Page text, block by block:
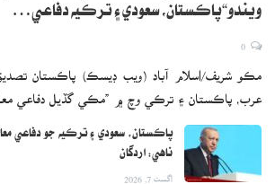
ويندو“پاڪستان، سعودي ۽ ترڪيه دفاعي…
مڪو شريف/اسلام آباد (ويب ڊيسڪ) پاڪستان
عرب، پاڪستان ۽ ترڪي وچ ۾ ”مڪي گڏيل دفاعي
پاڪستان، سعودي ۽ ترڪيه جو دفاعي
ناهي: اردگان
اگست 7, 2026